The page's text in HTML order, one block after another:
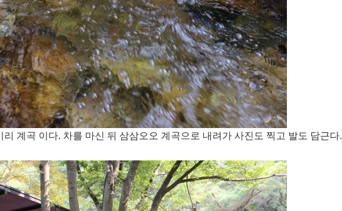
계곡 이다. 차를 마신 뒤 삼삼오오 계곡으로 내려가 사진도 찍고 발도 담근다.